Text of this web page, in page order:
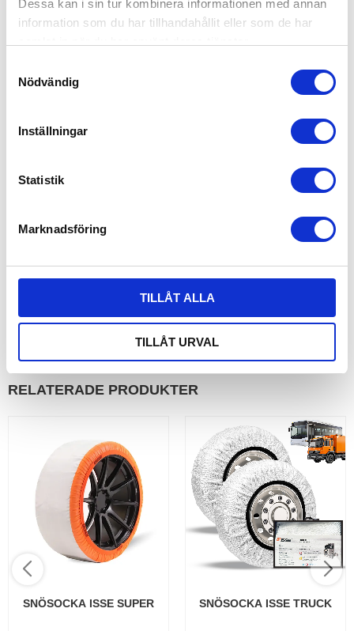
Dessa kan i sin tur kombinera informationen med annan
information som du har tillhandahållit eller som de har
Nödvändig
Inställningar
Statistik
Marknadsföring
TILLÅT ALLA
TILLÅT URVAL
RELATERADE PRODUKTER
SNÖKEDJA PERSONBIL
GRIPER QUICK VAN
husbilar, vans, 4x4 och liknande
INFO
SNÖSOCKA ISSE SUPER
Snösocka Isse Super - välj
INFO
RELATERADE PRODUKTER
SNÖSOCKA ISSE SUPER SNÖSOCKA ISSE TRUCK